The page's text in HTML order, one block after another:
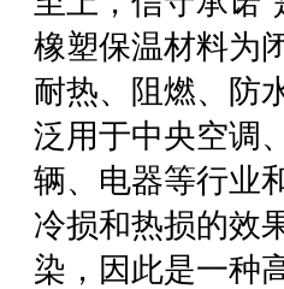
橡塑保温材料为
耐热、阻燃、防
泛用于中央空调
辆、电器等行业
冷损和热损的效
染，因此是一种